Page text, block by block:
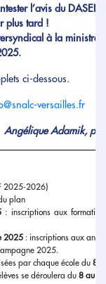
l’avis du DASEN
plus tard !
à la ministre.
ci-dessous.
versailles.fr
Angélique Adamik,
2025-2026)
plan
: inscriptions aux
2025 : inscriptions aux
2025.
par chaque école du 8
se déroulera du 8 au